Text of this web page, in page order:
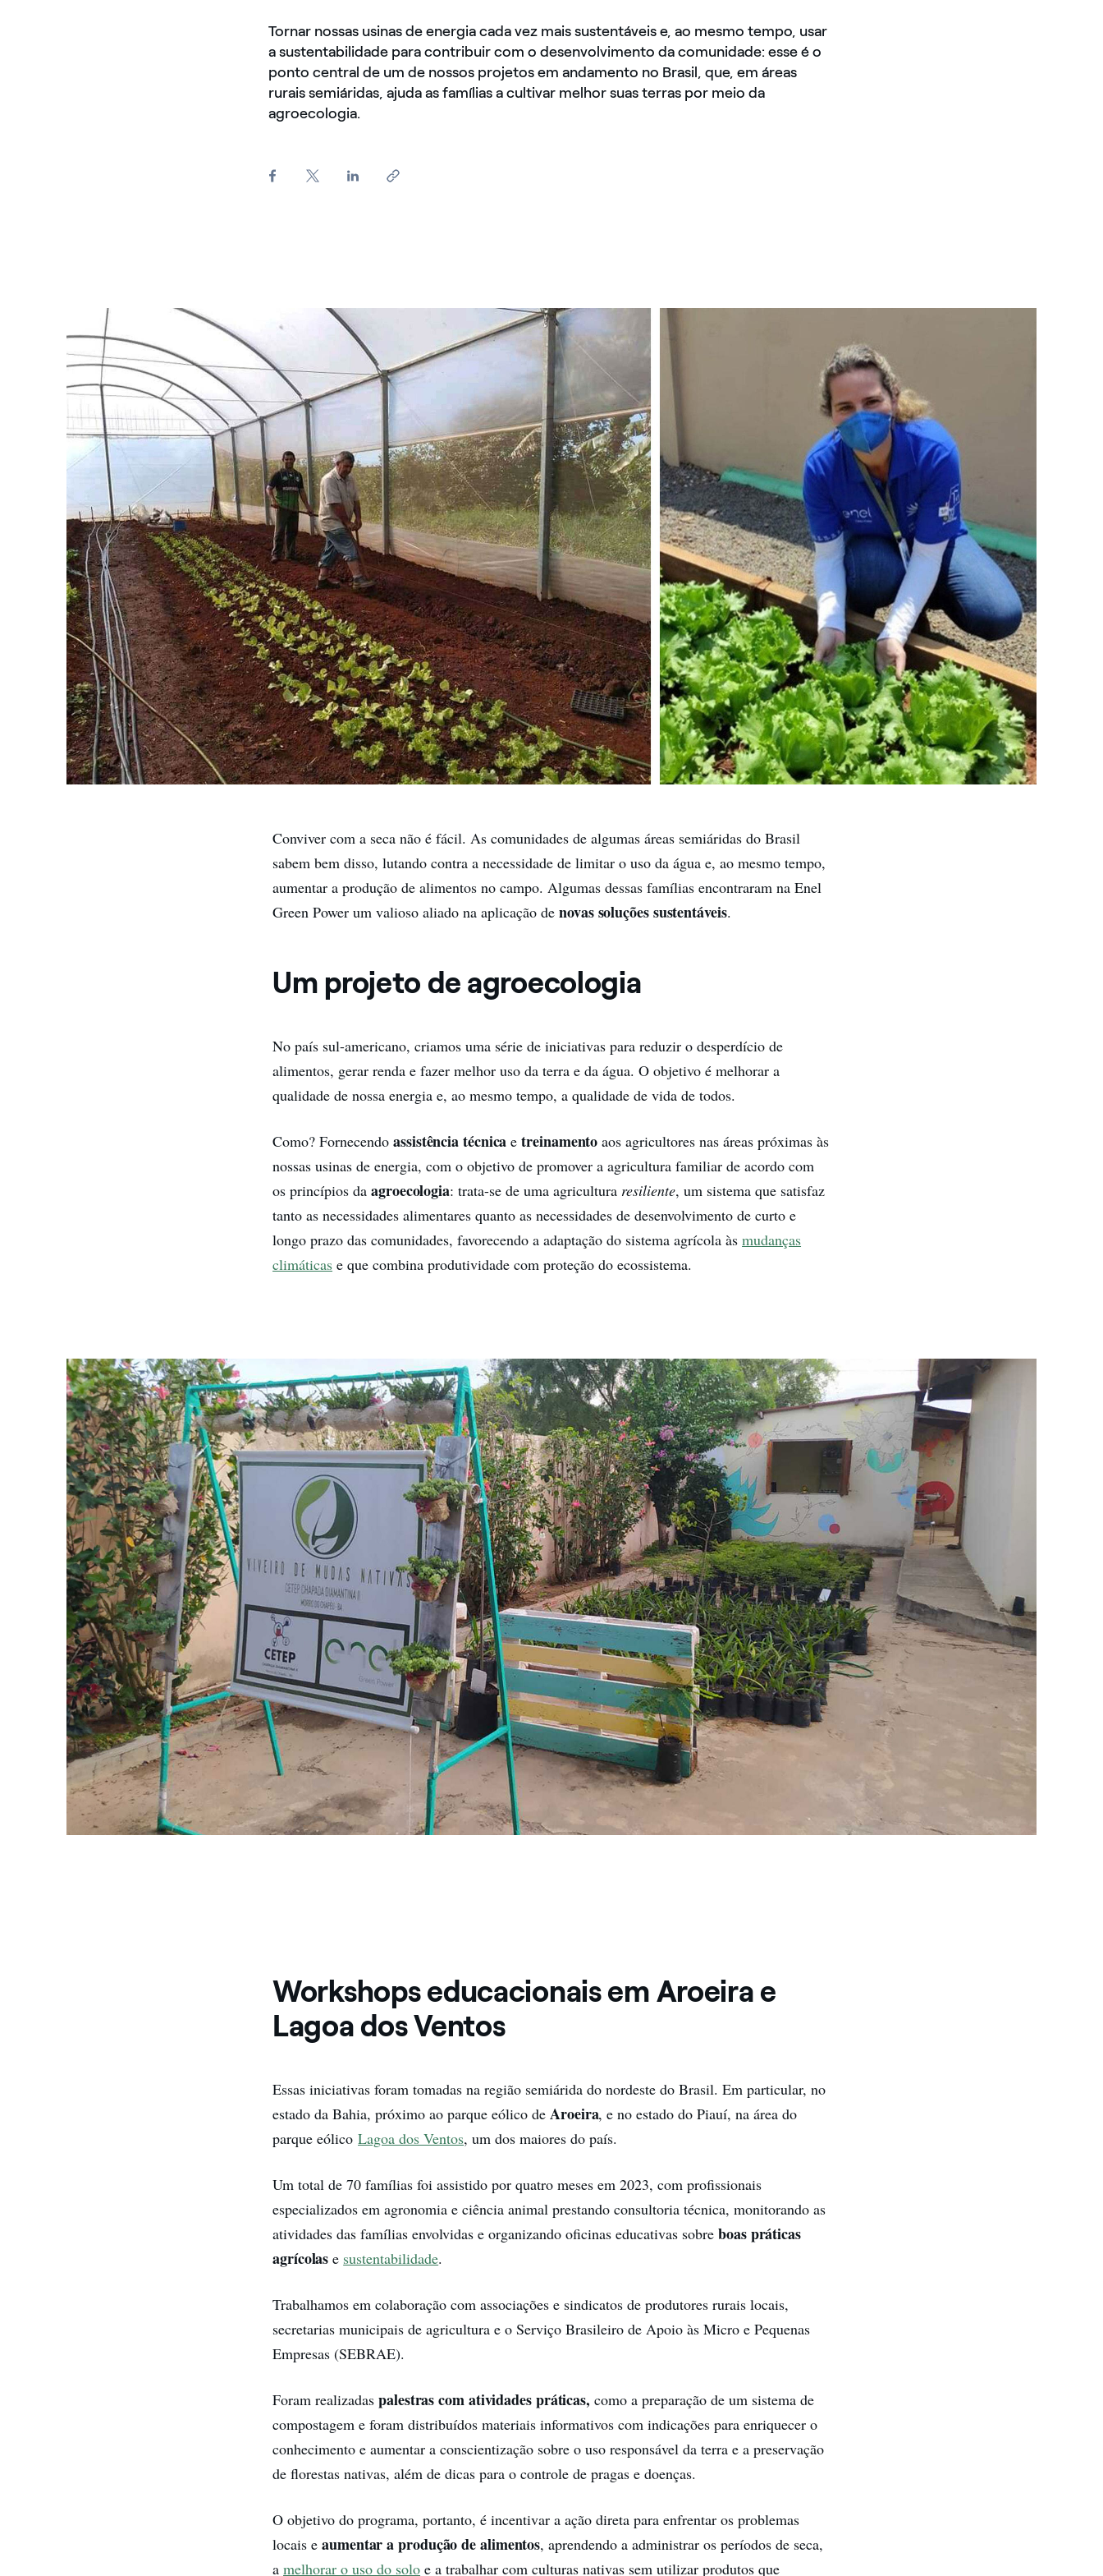
Tornar nossas usinas de energia cada vez mais sustentáveis e, ao mesmo tempo, usar
a sustentabilidade para contribuir com o desenvolvimento da comunidade: esse é o
ponto central de um de nossos projetos em andamento no Brasil, que, em áreas
rurais semiáridas, ajuda as famílias a cultivar melhor suas terras por meio da
agroecologia.
Agroecologia projeto sustentavel Brasil
Conviver com a seca não é fácil. As comunidades de algumas áreas semiáridas do Brasil
sabem bem disso, lutando contra a necessidade de limitar o uso da água e, ao mesmo tempo,
aumentar a produção de alimentos no campo. Algumas dessas famílias encontraram na Enel
Green Power um valioso aliado na aplicação denovas soluções sustentáveis.
Um projeto de agroecologia
No país sul-americano, criamos uma série de iniciativas para reduzir o desperdício de
alimentos, gerar renda e fazer melhor uso da terra e da água. O objetivo é melhorar a
qualidade de nossa energia e, ao mesmo tempo, a qualidade de vida de todos.
Como? Fornecendoassistência técnicaetreinamentoaos agricultores nas áreas próximas às
nossas usinas de energia, com o objetivo de promover a agricultura familiar de acordo com
os princípios daagroecologia: trata-se de uma agricultura resiliente, um sistema que satisfaz
tanto as necessidades alimentares quanto as necessidades de desenvolvimento de curto e
longo prazo das comunidades, favorecendo a adaptação do sistema agrícola àsmudanças
climáticas e que combina produtividade com proteção do ecossistema.
Workshops educacionais em Aroeira e
Lagoa dos Ventos
Essas iniciativas foram tomadas na região semiárida do nordeste do Brasil. Em particular, no
estado da Bahia, próximo ao parque eólico deAroeira, e no estado do Piauí, na área do
parque eólico Lagoa dos Ventos, um dos maiores do país.
Um total de 70 famílias foi assistido por quatro meses em 2023, com profissionais
especializados em agronomia e ciência animal prestando consultoria técnica, monitorando as
atividades das famílias envolvidas e organizando oficinas educativas sobreboas práticas
agrícolase sustentabilidade.
Trabalhamos em colaboração com associações e sindicatos de produtores rurais locais,
secretarias municipais de agricultura e o Serviço Brasileiro de Apoio às Micro e Pequenas
Empresas (SEBRAE).
Foram realizadaspalestras com atividades práticas, como a preparação de um sistema de
compostagem e foram distribuídos materiais informativos com indicações para enriquecer o
conhecimento e aumentar a conscientização sobre o uso responsável da terra e a preservação
de florestas nativas, além de dicas para o controle de pragas e doenças.
O objetivo do programa, portanto, é incentivar a ação direta para enfrentar os problemas
locais eaumentar a produção de alimentos, aprendendo a administrar os períodos de seca,
amelhorar o uso do solo e a trabalhar com culturas nativas sem utilizar produtos que